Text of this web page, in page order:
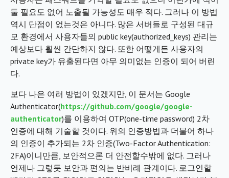
둘 필요도 없어 노출될 가능성도 매우 적다. 그러나 이 방법
역시 단점이 없는것은 아니다. 많은 서버들로 구성된 대규
모 환경에서 사용자들의 public key(authorized_keys) 관리는
예상보다 훨씬 간단하지 않다. 또한 어떻게든 사용자의
private key가 유출된다면 아무 의미없는 인증이 되어 버린
다.
보다 나은 여러 방법이 있겠지만, 이 문서는 Google
Authenticator(https://github.com/google/google-
authenticator)를 이용하여 OTP(one-time password) 2차
인증에 대해 기술할 것이다. 위의 인증방법과 더불어 하나
의 인증이 추가되는 2차 인증(Two-Factor Authentication:
2FA)이니만큼, 보안적으론 더 안전할수밖에 없다. 그러나
언제나 그렇듯 보안과 편의는 반비례 관계이다. 로그인할